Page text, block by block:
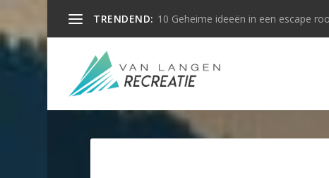
TRENDEND: 10 Geheime ideeën in een escape